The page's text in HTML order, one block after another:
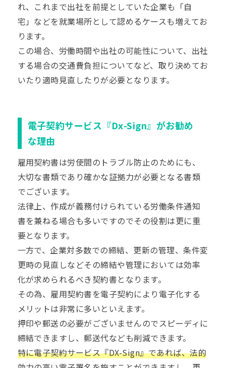
れ、これまで出社を前提としていた企業も「自
宅」などを就業場所として認めるケースも増えてお
ります。
この場合、労働時間や出社の可能性について、出社
する場合の交通費負担についてなど、取り決めてお
いたり適時見直したりが必要となります。
電子契約サービス『Dx-Sign』がお勧め
な理由
雇用契約書は労使間のトラブル防止のためにも、
大切な書類であり確かな証拠力が必要となる書類
でございます。
法律上、作成が義務付けられている労働条件通知
書を兼ねる場合も多いですのでその役割は更に重
要となります。
一方で、企業対多数での締結、更新の管理、条件変
更時の見直しなどその締結や管理においては効率
化が求められるべき契約書となります。
その為、雇用契約書を電子契約により電子化する
メリットは非常に多いといえます。
押印や郵送の必要がございませんのでスピーディに
締結できますし、郵送代なども削減できます。
特に電子契約サービス『DX-Sign』であれば、法的